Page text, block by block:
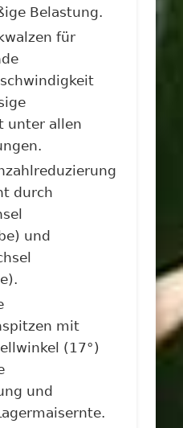
Belastung.
für
unter allen
durch
und
mit
(17°)
und